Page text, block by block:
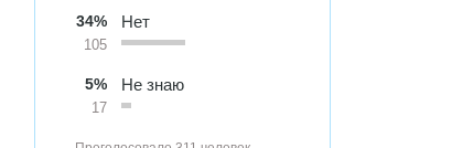
34%
105
Нет
5%
17
Не знаю